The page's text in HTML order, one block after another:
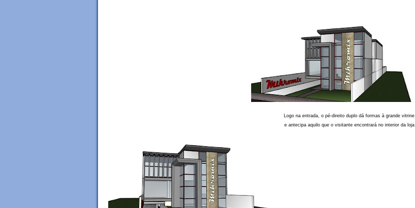
Logo na entrada, o pé-direito duplo dá formas à grande vitrine
e antecipa aquilo que o visitante encontrará no interior da loja